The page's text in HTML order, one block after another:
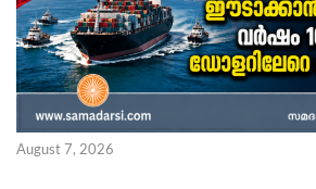
August 7, 2026